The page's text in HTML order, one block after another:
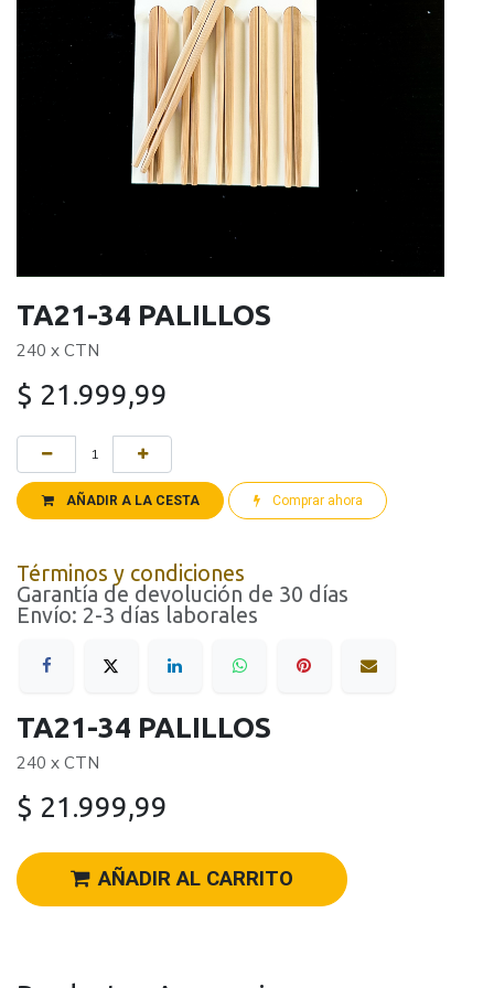
TA21-34 PALILLOS
240 x CTN
$ 21.999,99
AÑADIR A LA CESTA Comprar ahora
Términos y condiciones
Garantía de devolución de 30 días
Envío: 2-3 días laborales
TA21-34 PALILLOS
240 x CTN
$ 21.999,99
AÑADIR AL CARRITO